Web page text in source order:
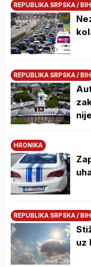
REPUBLIKA SRPSKA / BIH
REPUBLIKA SRPSKA / BIH
HRONIKA
REPUBLIKA SRPSKA / BIH
uz